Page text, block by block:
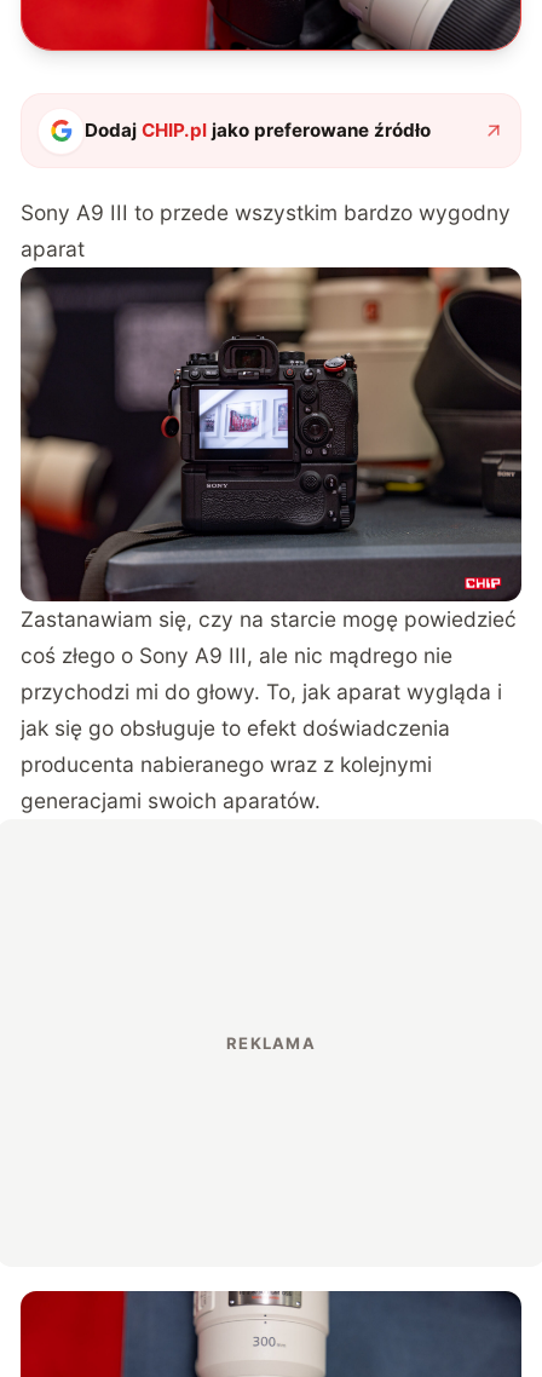
DodajCHIP.pl jako preferowane źródło
Sony A9 III to przede wszystkim bardzo wygodny
aparat
Zastanawiam się, czy na starcie mogę powiedzieć
coś złego o Sony A9 III, ale nic mądrego nie
przychodzi mi do głowy. To, jak aparat wygląda i
jak się go obsługuje to efekt doświadczenia
producenta nabieranego wraz z kolejnymi
generacjami swoich aparatów.